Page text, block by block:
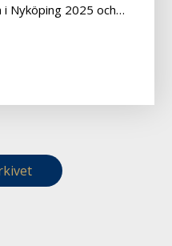
Nyköping 2025 och…